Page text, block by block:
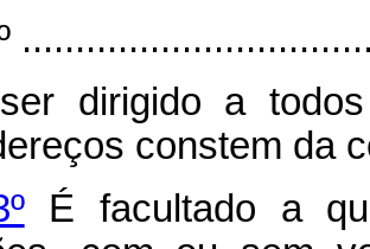
dirigido a
constem da
É facultado a